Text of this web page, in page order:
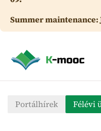
Summer maintenance:
Portálhírek Félévi